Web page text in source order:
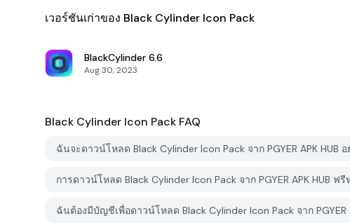
เวอร์ชันเก่าของ Black Cylinder Icon Pack
BlackCylinder 6.6
Aug 30, 2023
Black Cylinder Icon Pack FAQ
ฉันจะดาวน์โหลด Black Cylinder Icon Pack จาก PGYER APK HUB อ
การดาวน์โหลด Black Cylinder Icon Pack จาก PGYER APK HUB ฟรี
ฉันต้องมีบัญชีเพื่อดาวน์โหลด Black Cylinder Icon Pack จาก PGYER